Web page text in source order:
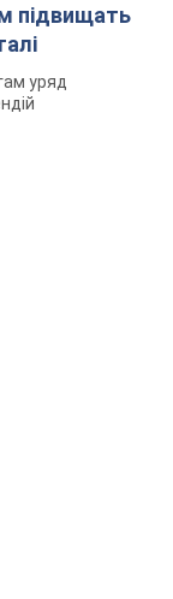
підвищать
уряд